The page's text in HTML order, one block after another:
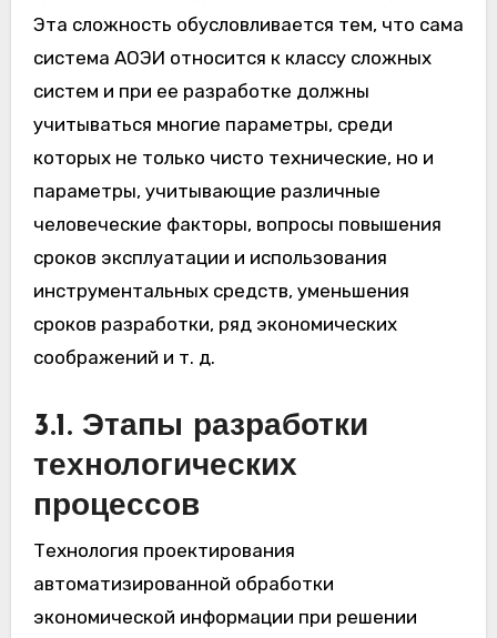
Эта сложность обусловливается тем, что сама
система АОЭИ относится к классу сложных
систем и при ее разработке должны
учитываться многие параметры, среди
которых не только чисто технические, но и
параметры, учитывающие различные
человеческие факторы, вопросы повышения
сроков эксплуатации и использования
инструментальных средств, уменьшения
сроков разработки, ряд экономических
соображений и т. д.
3.1. Этапы разработки
технологических
процессов
Технология проектирования
автоматизированной обработки
экономической информации при решении